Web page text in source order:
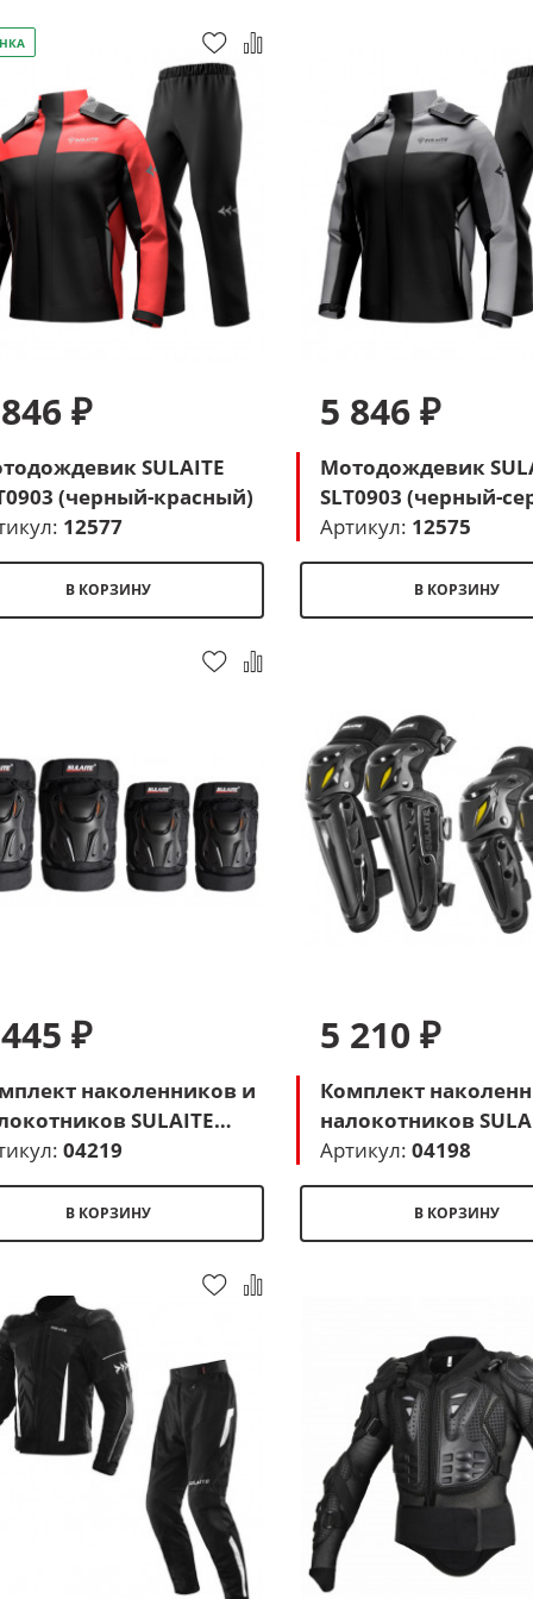
₽
SULAITE
(черный-красный)
12577
В КОРЗИНУ
5 846 ₽
Мотодождевик
SLT0903 (черный-
Артикул: 12575
В КОРЗИНУ
₽
наколенников и
SULAITE
(черный)
04219
В КОРЗИНУ
5 210 ₽
Комплект
налокотников
SLT1201 (черный-
Артикул:04198
В КОРЗИНУ